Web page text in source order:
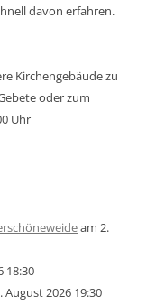
davon erfahren.
Kirchengebäude zu
oder zum
Uhr
am 2.
18:30
August 2026 19:30